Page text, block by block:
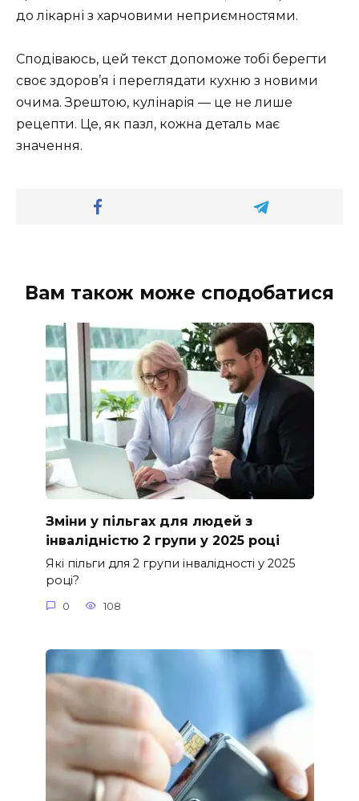
до лікарні з харчовими неприємностями.
Сподіваюсь, цей текст допоможе тобі берегти
своє здоров’я і переглядати кухню з новими
очима. Зрештою, кулінарія — це не лише
рецепти. Це, як пазл, кожна деталь має
значення.
Вам також може сподобатися
Зміни у пільгах для людей з
інвалідністю 2 групи у 2025 році
Які пільги для 2 групи інвалідності у 2025
році?
0 108